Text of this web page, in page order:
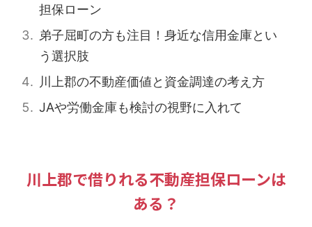
担保ローン
弟子屈町の方も注目！身近な信用金庫とい
う選択肢
川上郡の不動産価値と資金調達の考え方
JAや労働金庫も検討の視野に入れて
川上郡で借りれる不動産担保ローンは
ある？